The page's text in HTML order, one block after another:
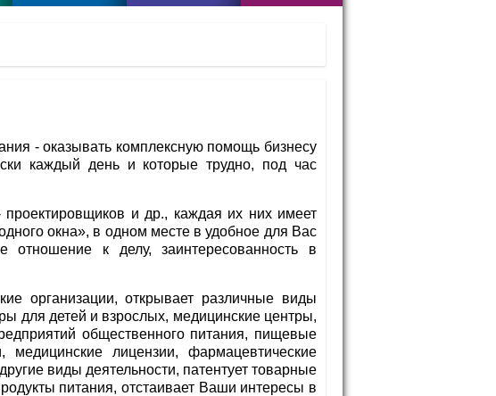
- оказывать комплексную помощь бизнесу
каждый день и которые трудно, под час
проектировщиков и др., каждая их них имеет
окна», в одном месте в удобное для Вас
отношение к делу, заинтересованность в
организации, открывает различные виды
для детей и взрослых, медицинские центры,
общественного питания, пищевые
медицинские лицензии, фармацевтические
виды деятельности, патентует товарные
питания, отстаивает Ваши интересы в